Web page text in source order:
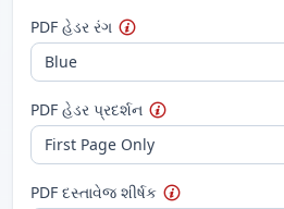
PDF હેડર રંગ
PDF હેડર પ્રદર્શન
PDF દસ્તાવેજ શીર્ષક